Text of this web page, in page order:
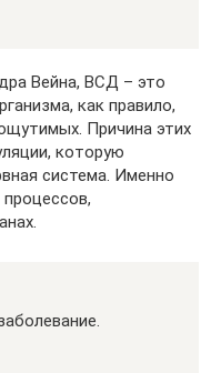
Вейна, ВСД – это
как правило,
Причина этих
которую
система. Именно